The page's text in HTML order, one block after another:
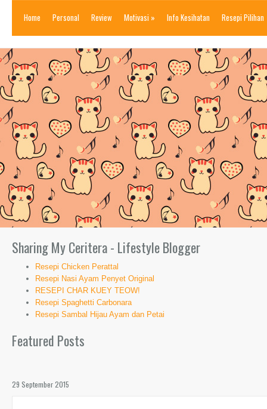
Home Personal Review Motivasi » Info Kesihatan Resepi Pilihan
Sharing My Ceritera - Lifestyle Blogger
Resepi Chicken Perattal
Resepi Nasi Ayam Penyet Original
RESEPI CHAR KUEY TEOW!
Resepi Spaghetti Carbonara
Resepi Sambal Hijau Ayam dan Petai
Featured Posts
29 September 2015